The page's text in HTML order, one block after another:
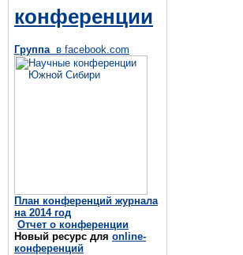
конференции
Группа в facebook.com
План конференций журнала
на 2014 год
Отчет о конференции
Новый ресурс для online-
конференций